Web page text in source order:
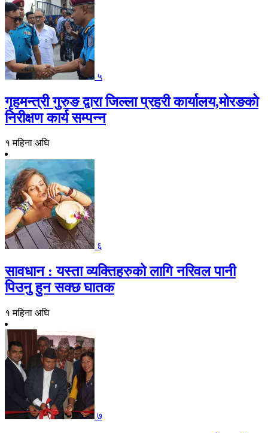
५
गृहमन्त्री गुरुङ द्वारा जिल्ला प्रहरी कार्यालय,मोरङको
निरीक्षण कार्य सम्पन्न
१ महिना अघि
६
सावधान : यस्ता व्यक्तिहरुको लागि नरिवल पानी
पिउनु हुन सक्छ घातक
१ महिना अघि
७